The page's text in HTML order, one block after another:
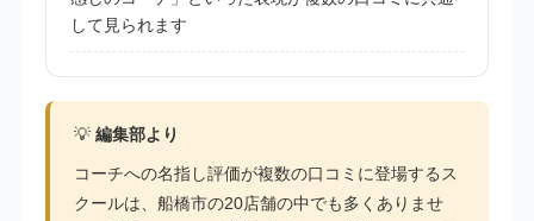
して見られます
💡 編集部より
コーチへの名指し評価が複数の口コミに登場するス
クールは、船橋市の20店舗の中でも多くありませ